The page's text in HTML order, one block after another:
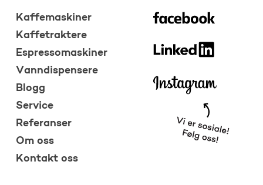
Kaffemaskiner
Kaffetraktere
Espressomaskiner
Vanndispensere
Blogg
Service
Referanser
Om oss
Kontakt oss